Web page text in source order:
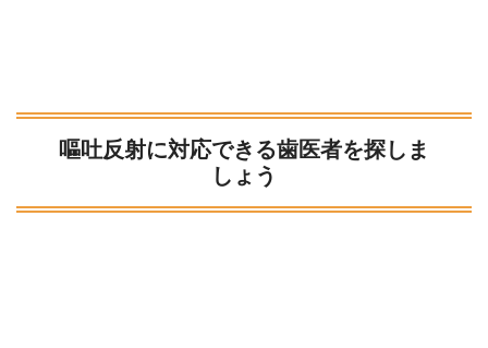
嘔吐反射に対応できる歯医者を探しま
しょう